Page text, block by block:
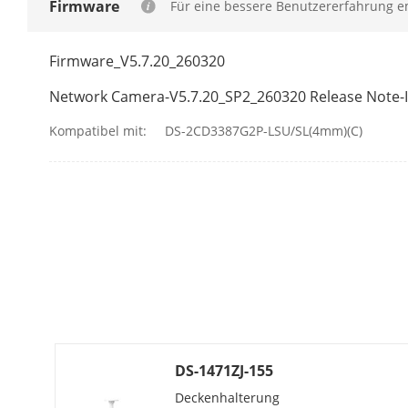
Stream 2
Firmware Für eine bessere Benutzererfahrung
Firmware_V5.7.20_260320
Network Camera-V5.7.20_SP2_260320 Release Note-
Kompatibel mit: DS-2CD3387G2P-LSU/SL(4mm)(C)
DS-1471ZJ-155
Deckenhalterung